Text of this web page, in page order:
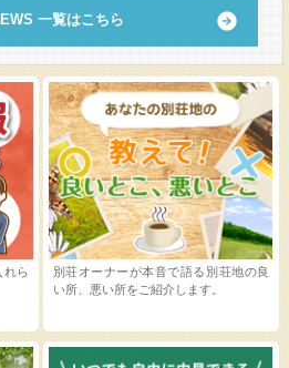
一覧はこちら
れら
別荘オーナーが本音で語る別荘地の良
い所、悪い所をご紹介します。